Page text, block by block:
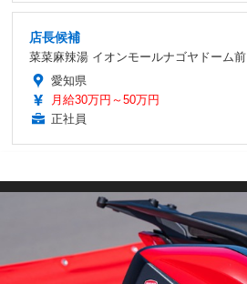
店長候補
菜菜麻辣湯 イオンモールナゴヤドーム前
愛知県
月給30万円～50万円
正社員